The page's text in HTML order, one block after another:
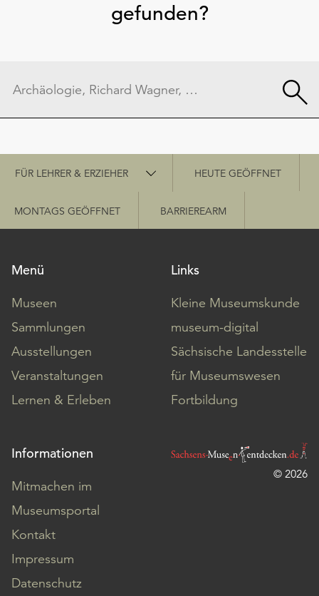
gefunden?
Schnellzugriff
FÜR LEHRER & ERZIEHER HEUTE GEÖFFNET
MONTAGS GEÖFFNET BARRIEREARM
Menü
Museen
Sammlungen
Ausstellungen
Veranstaltungen
Lernen & Erleben
Links
Kleine Museumskunde
museum-digital
Sächsische Landesstelle
für Museumswesen
Fortbildung
Informationen
Mitmachen im
Museumsportal
Kontakt
Impressum
Datenschutz
© 2026